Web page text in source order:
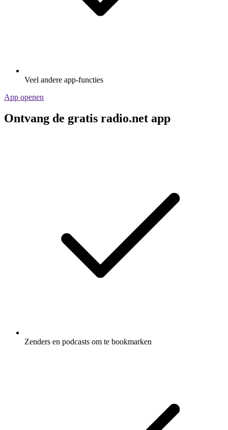
Veel andere app-functies
App openen
Ontvang de gratis radio.net app
Zenders en podcasts om te bookmarken